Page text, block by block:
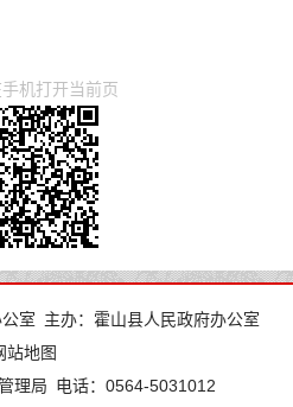
机打开当前页
室 主办：霍山县人民政府办公室
站地图
理局 电话：0564-5031012